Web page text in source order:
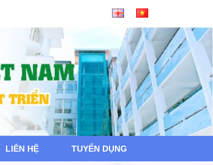
LIÊN HỆ TUYỂN DỤNG